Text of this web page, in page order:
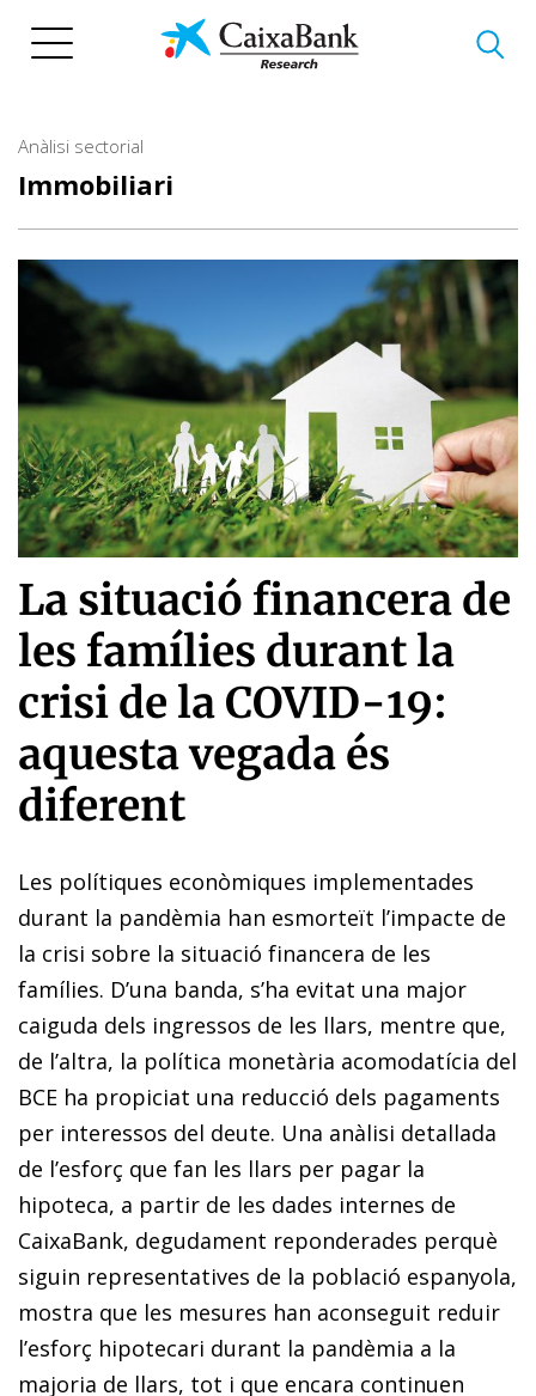
Anàlisi sectorial
Immobiliari
La situació financera de
les famílies durant la
crisi de la COVID-19:
aquesta vegada és
diferent
Les polítiques econòmiques implementades
durant la pandèmia han esmorteït l’impacte de
la crisi sobre la situació financera de les
famílies. D’una banda, s’ha evitat una major
caiguda dels ingressos de les llars, mentre que,
de l’altra, la política monetària acomodatícia del
BCE ha propiciat una reducció dels pagaments
per interessos del deute. Una anàlisi detallada
de l’esforç que fan les llars per pagar la
hipoteca, a partir de les dades internes de
CaixaBank, degudament reponderades perquè
siguin representatives de la població espanyola,
mostra que les mesures han aconseguit reduir
l’esforç hipotecari durant la pandèmia a la
majoria de llars, tot i que encara continuen